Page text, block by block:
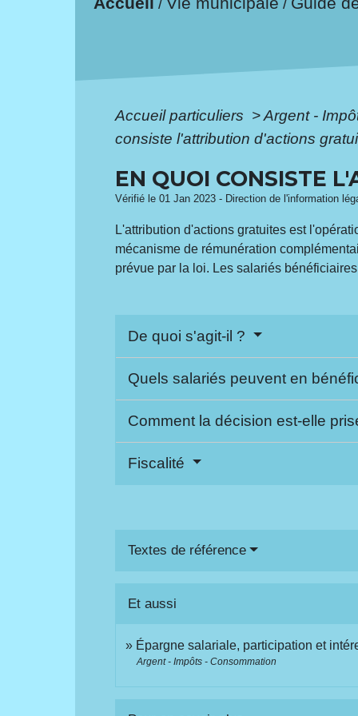
/ /
Accueil particuliers >Argent -
consiste l'attribution d'actions
EN QUOI CONSISTE
Vérifié le 01 Jan 2023 - Direction de l'information
L'attribution d'actions gratuites est
mécanisme de rémunération
prévue par la loi. Les salariés
De quoi s'agit-il ?
Quels salariés peuvent en
Comment la décision est-elle
Fiscalité
Textes de référence
Et aussi
Épargne salariale, participation et
Argent - Impôts - Consommation